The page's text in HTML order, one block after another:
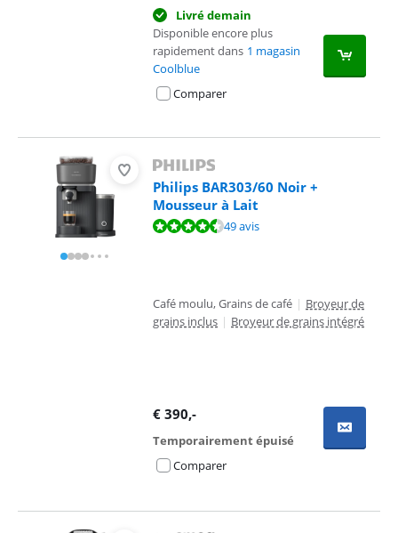
Livré demain
Disponible encore plus
rapidement dans 1 magasin
Coolblue
Comparer
Philips BAR303/60 Noir +
Mousseur à Lait
La note est de 8,7 sur 10, basée sur 49 avis.49 avis
Café moulu, Grains de café | Broyeur de
grains inclus | Broyeur de grains intégré
€ 390,-
Temporairement épuisé
Comparer